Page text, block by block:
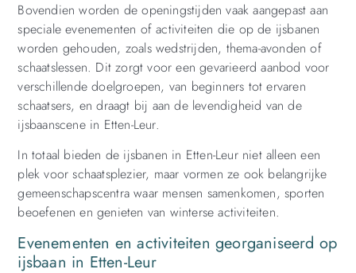
Bovendien worden de openingstijden vaak aangepast aan
speciale evenementen of activiteiten die op de ijsbanen
worden gehouden, zoals wedstrijden, thema-avonden of
schaatslessen. Dit zorgt voor een gevarieerd aanbod voor
verschillende doelgroepen, van beginners tot ervaren
schaatsers, en draagt bij aan de levendigheid van de
ijsbaanscene in Etten-Leur.
In totaal bieden de ijsbanen in Etten-Leur niet alleen een
plek voor schaatsplezier, maar vormen ze ook belangrijke
gemeenschapscentra waar mensen samenkomen, sporten
beoefenen en genieten van winterse activiteiten.
Evenementen en activiteiten georganiseerd op
ijsbaan in Etten-Leur